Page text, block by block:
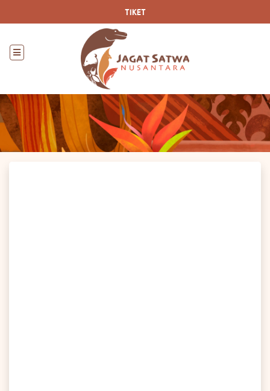
TIKET